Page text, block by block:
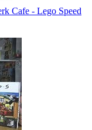
Cafe - Lego Speed